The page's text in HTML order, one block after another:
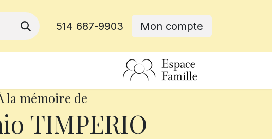
514 687-9903 Mon compte
la mémoire de
TIMPERIO